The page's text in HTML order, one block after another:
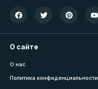
О сайте
О нас
Политика конфиденциальности